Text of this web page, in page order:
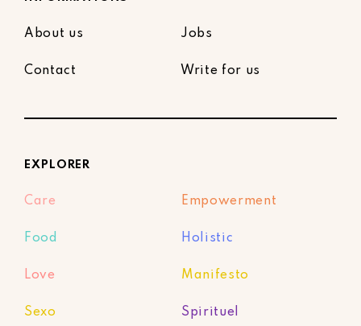
About us Jobs
Contact Write for us
EXPLORER
Care Empowerment
Food Holistic
Love Manifesto
Sexo Spirituel